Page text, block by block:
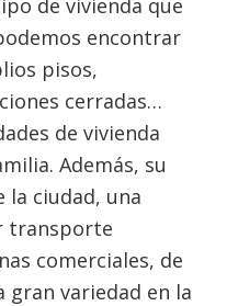
encontrar
pisos,
cerradas…
de vivienda
Además, su
la ciudad, una
transporte
comerciales, de
gran variedad en la